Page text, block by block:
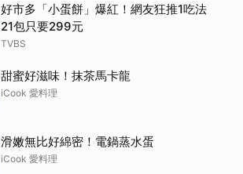
好市多「小蛋餅」爆紅！網友狂推1吃法
21包只要299元
TVBS
甜蜜好滋味！抹茶馬卡龍
iCook 愛料理
滑嫩無比好綿密！電鍋蒸水蛋
iCook 愛料理